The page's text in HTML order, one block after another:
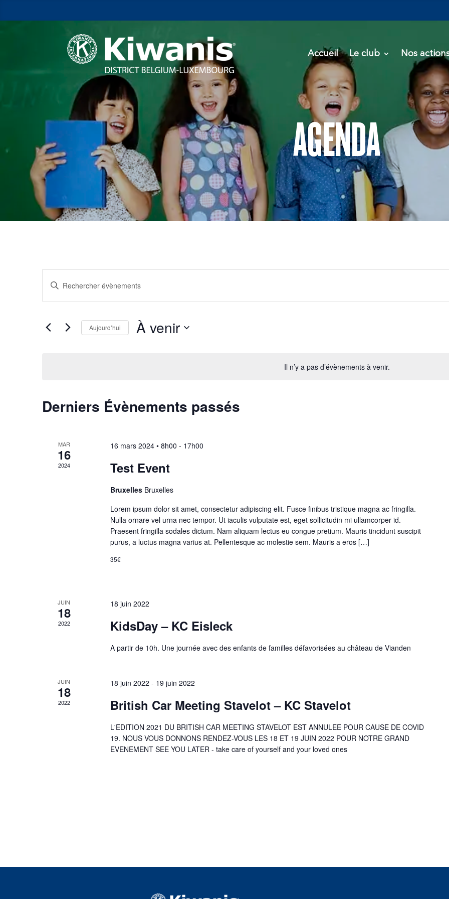
Accueil Le club Nos
AGENDA
Il n’y a pas d’évènements à venir.
et
navigation
vues
Saisir
Rechercher
Évènements
Aujourd’hui À venir
Derniers Évènements passés
MAR
16
2024
16 mars 2024 • 8h00 - 17h00
Test Event
Bruxelles Bruxelles
Lorem ipsum dolor sit amet, consectetur adipiscing elit. Fusce finibus tristique magna ac fringilla.
Nulla ornare vel urna nec tempor. Ut iaculis vulputate est, eget sollicitudin mi ullamcorper id.
Praesent fringilla sodales dictum. Nam aliquam lectus eu congue pretium. Mauris tincidunt suscipit
purus, a luctus magna varius at. Pellentesque ac molestie sem. Mauris a eros […]
35€
JUIN
18
2022
18 juin 2022
KidsDay – KC Eisleck
A partir de 10h. Une journée avec des enfants de familles défavorisées au château de Vianden
JUIN
18
2022
18 juin 2022 - 19 juin 2022
British Car Meeting Stavelot – KC Stavelot
L'EDITION 2021 DU BRITISH CAR MEETING STAVELOT EST ANNULEE POUR CAUSE DE COVID
19. NOUS VOUS DONNONS RENDEZ-VOUS LES 18 ET 19 JUIN 2022 POUR NOTRE GRAND
EVENEMENT SEE YOU LATER - take care of yourself and your loved ones